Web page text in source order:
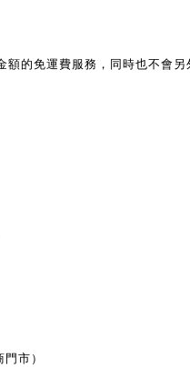
額的免運費服務， 同時也不會
市）